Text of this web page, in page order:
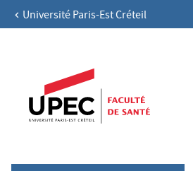
Aller au contenu
Navigation secondaire
Université Paris-Est Créteil